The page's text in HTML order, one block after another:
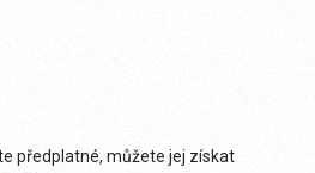
předplatné, můžete jej získat